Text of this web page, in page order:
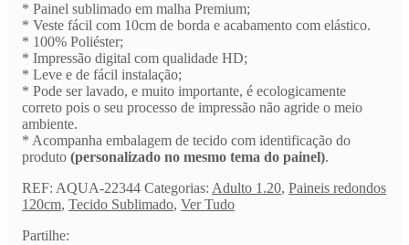
* Painel sublimado em malha Premium;
* Veste fácil com 10cm de borda e acabamento com elástico.
* 100% Poliéster;
* Impressão digital com qualidade HD;
* Leve e de fácil instalação;
* Pode ser lavado, e muito importante, é ecologicamente
correto pois o seu processo de impressão não agride o meio
ambiente.
* Acompanha embalagem de tecido com identificação do
produto (personalizado no mesmo tema do painel).
REF: AQUA-22344 Categorias: Adulto 1.20, Paineis redondos
120cm, Tecido Sublimado, Ver Tudo
Partilhe: